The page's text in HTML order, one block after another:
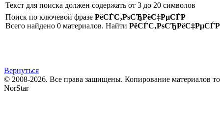
Текст для поиска должен содержать от 3 до 20 символов
Поиск по ключевой фразе РёСЃС‚РѕСЂРёС‡РµСЃР
Всего найдено 0 материалов. Найти РёСЃС‚РѕСЂРёС‡РµСЃР
Вернуться
© 2008-2026. Все права защищены. Копирование материалов
NorStar